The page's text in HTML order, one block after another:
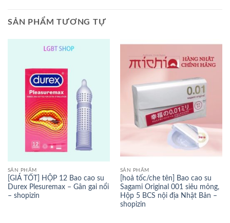
SẢN PHẨM TƯƠNG TỰ
SẢN PHẨM
[GIÁ TỐT] HỘP 12 Bao cao su
Durex Plesuremax – Gân gai nổi
– shopizin
SẢN PHẨM
[hoả tốc/che tên] Bao cao su
Sagami Original 001 siêu mỏng,
Hộp 5 BCS nội địa Nhật Bản –
shopizin